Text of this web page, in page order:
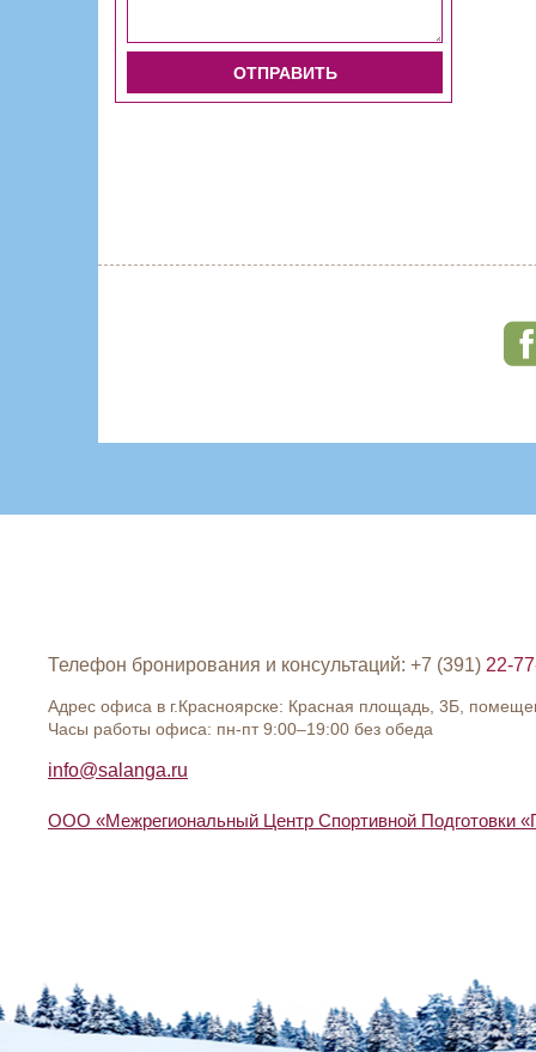
Телефон бронирования и консультаций: +7 (391) 22-
Адрес офиса в г.Красноярске: Красная площадь, 3Б,
Часы работы офиса: пн-пт 9:00–19:00 без обеда
info@salanga.ru
ООО «Межрегиональный Центр Спортивной Подготовки